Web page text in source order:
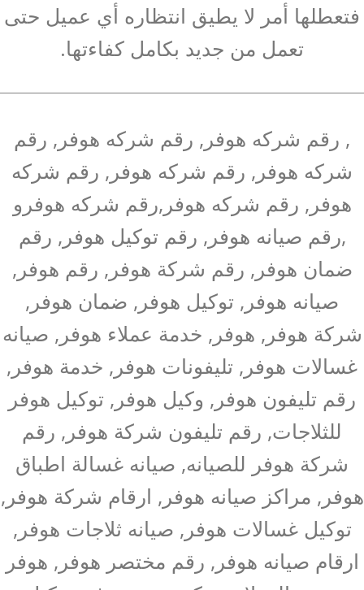
فتعطلها أمر لا يطيق انتظاره أي عميل حتى
تعمل من جديد بكامل كفاءتها.
, رقم شركه هوفر, رقم شركه هوفر, رقم
شركه هوفر, رقم شركه هوفر, رقم شركه
هوفر, رقم شركه هوفر,رقم شركه هوفرو
,رقم صيانه هوفر, رقم توكيل هوفر, رقم
ضمان هوفر, رقم شركة هوفر, رقم هوفر,
صيانه هوفر, توكيل هوفر, ضمان هوفر,
شركة هوفر, هوفر, خدمة عملاء هوفر, صيانه
غسالات هوفر, تليفونات هوفر, خدمة هوفر,
رقم تليفون هوفر, وكيل هوفر, توكيل هوفر
للثلاجات, رقم تليفون شركة هوفر, رقم
شركة هوفر للصيانه, صيانه غسالة اطباق
هوفر, مراكز صيانه هوفر, ارقام شركة هوفر,
توكيل غسالات هوفر, صيانه ثلاجات هوفر,
ارقام صيانه هوفر, رقم مختصر هوفر, هوفر